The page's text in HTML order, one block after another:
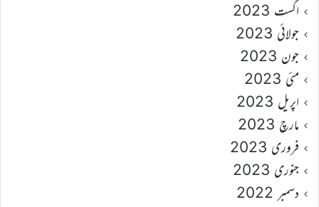
اگست 2023
جولائی 2023
جون 2023
مئی 2023
اپریل 2023
مارچ 2023
فروری 2023
جنوری 2023
دسمبر 2022